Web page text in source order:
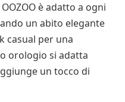
è adatto a ogni
un abito elegante
casual per una
orologio si adatta
un tocco di